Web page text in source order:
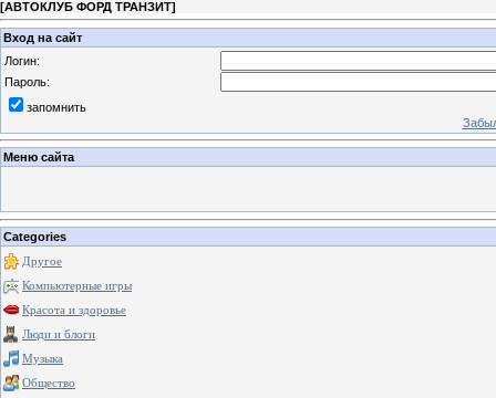
[АВТОКЛУБ ФОРД ТРАНЗИТ]
Вход на сайт
Логин:
Пароль:
запомнить
Меню сайта
Categories
Другое
Компьютерные игры
Красота и здоровье
Люди и блоги
Музыка
Общество